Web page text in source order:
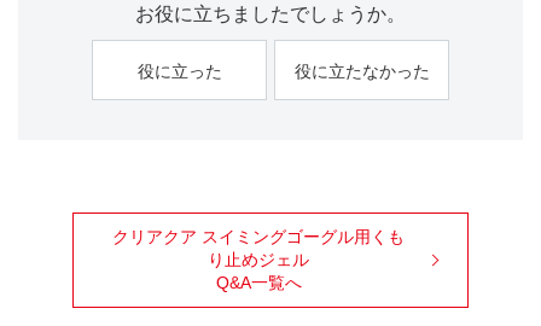
お役に立ちましたでしょうか。
役に立った 役に立たなかった
クリアクア スイミングゴーグル用くも
り止めジェル
Q&A一覧へ